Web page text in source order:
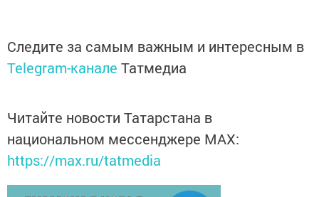
Следите за самым важным и интересным в
Telegram-канале Татмедиа
Читайте новости Татарстана в
национальном мессенджере MАХ:
https://max.ru/tatmedia